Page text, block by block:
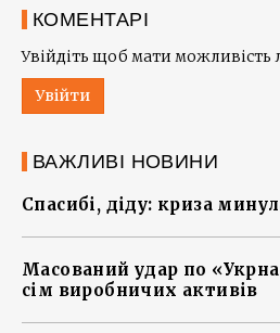
КОМЕНТАРІ
Увійдіть щоб мати можливість
Увійти
ВАЖЛИВІ НОВИНИ
Спасибі, діду: криза
Масований удар по
сім виробничих активів